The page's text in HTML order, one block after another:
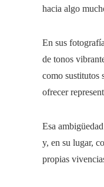
hacia algo
En sus
de tonos
como sustitutos
ofrecer
Esa
y, en su lugar,
propias